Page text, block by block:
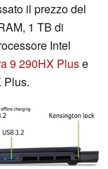
il prezzo del
1 TB di
Intel
9 290HX Pluse
Plus.